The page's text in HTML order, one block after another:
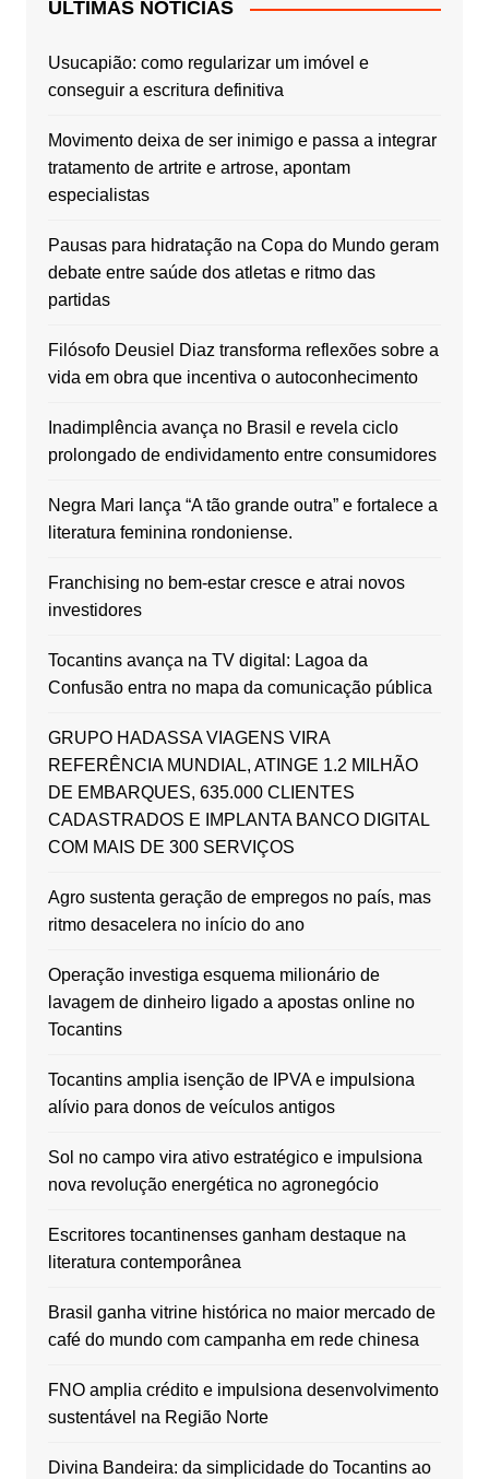
ÚLTIMAS NOTÍCIAS
Usucapião: como regularizar um imóvel e
conseguir a escritura definitiva
Movimento deixa de ser inimigo e passa a integrar
tratamento de artrite e artrose, apontam
especialistas
Pausas para hidratação na Copa do Mundo geram
debate entre saúde dos atletas e ritmo das
partidas
Filósofo Deusiel Diaz transforma reflexões sobre a
vida em obra que incentiva o autoconhecimento
Inadimplência avança no Brasil e revela ciclo
prolongado de endividamento entre consumidores
Negra Mari lança “A tão grande outra” e fortalece a
literatura feminina rondoniense.
Franchising no bem-estar cresce e atrai novos
investidores
Tocantins avança na TV digital: Lagoa da
Confusão entra no mapa da comunicação pública
GRUPO HADASSA VIAGENS VIRA
REFERÊNCIA MUNDIAL, ATINGE 1.2 MILHÃO
DE EMBARQUES, 635.000 CLIENTES
CADASTRADOS E IMPLANTA BANCO DIGITAL
COM MAIS DE 300 SERVIÇOS
Agro sustenta geração de empregos no país, mas
ritmo desacelera no início do ano
Operação investiga esquema milionário de
lavagem de dinheiro ligado a apostas online no
Tocantins
Tocantins amplia isenção de IPVA e impulsiona
alívio para donos de veículos antigos
Sol no campo vira ativo estratégico e impulsiona
nova revolução energética no agronegócio
Escritores tocantinenses ganham destaque na
literatura contemporânea
Brasil ganha vitrine histórica no maior mercado de
café do mundo com campanha em rede chinesa
FNO amplia crédito e impulsiona desenvolvimento
sustentável na Região Norte
Divina Bandeira: da simplicidade do Tocantins ao